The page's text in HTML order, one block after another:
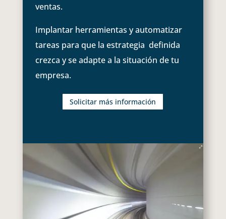
ventas.
Implantar herramientas y automatizar
tareas para que la estrategia definida
crezca y se adapte a la situación de tu
empresa.
Solicitar más información